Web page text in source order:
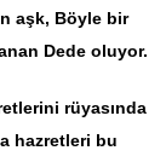
aşk, Böyle bir
Dede oluyor.
rüyasında
hazretleri bu